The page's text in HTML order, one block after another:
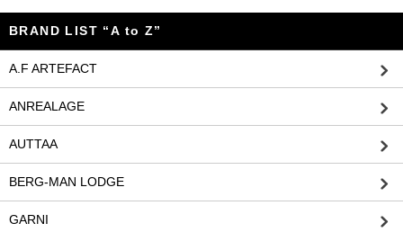
BRAND LIST “A to Z”
A.F ARTEFACT
ANREALAGE
AUTTAA
BERG-MAN LODGE
GARNI